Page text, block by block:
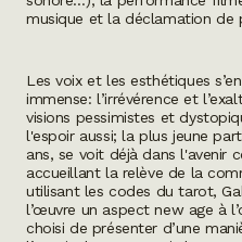
musique et la déclamation de
Les voix et les esthétiques
immense: l’irrévérence et
visions pessimistes et
l'espoir aussi; la plus jeune
ans, se voit déjà dans l'avenir
accueillant la relève de la
utilisant les codes du tarot,
l’œuvre un aspectnew age à
choisi de présenter d’une